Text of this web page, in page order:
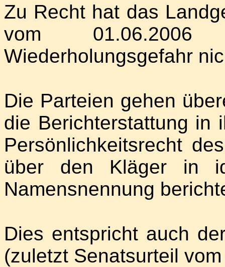
Zu Recht hat das
vom
Wiederholungsgefahr
Die Parteien gehen
die Berichterstattung in
Persönlichkeitsrecht
über den Kläger in
Namensnennung
Dies entspricht auch
(zuletzt Senatsurteil